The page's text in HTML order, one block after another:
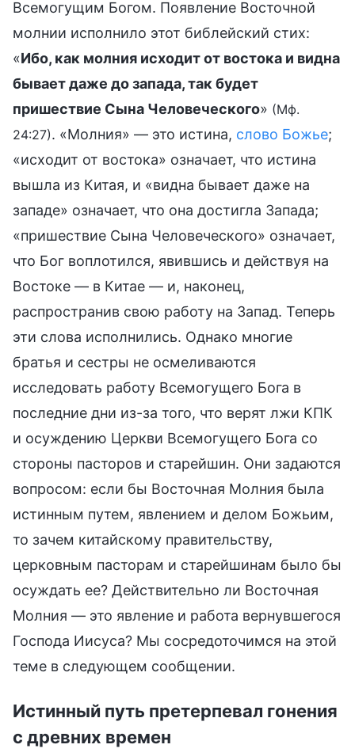
Всемогущим Богом. Появление Восточной
молнии исполнило этот библейский стих:
«Ибо, как молния исходит от востока и видна
бывает даже до запада, так будет
пришествие Сына Человеческого» (Мф.
24:27). «Молния» — это истина, слово Божье;
«исходит от востока» означает, что истина
вышла из Китая, и «видна бывает даже на
западе» означает, что она достигла Запада;
«пришествие Сына Человеческого» означает,
что Бог воплотился, явившись и действуя на
Востоке — в Китае — и, наконец,
распространив свою работу на Запад. Теперь
эти слова исполнились. Однако многие
братья и сестры не осмеливаются
исследовать работу Всемогущего Бога в
последние дни из-за того, что верят лжи КПК
и осуждению Церкви Всемогущего Бога со
стороны пасторов и старейшин. Они задаются
вопросом: если бы Восточная Молния была
истинным путем, явлением и делом Божьим,
то зачем китайскому правительству,
церковным пасторам и старейшинам было бы
осуждать ее? Действительно ли Восточная
Молния — это явление и работа вернувшегося
Господа Иисуса? Мы сосредоточимся на этой
теме в следующем сообщении.
Истинный путь претерпевал гонения
с древних времен